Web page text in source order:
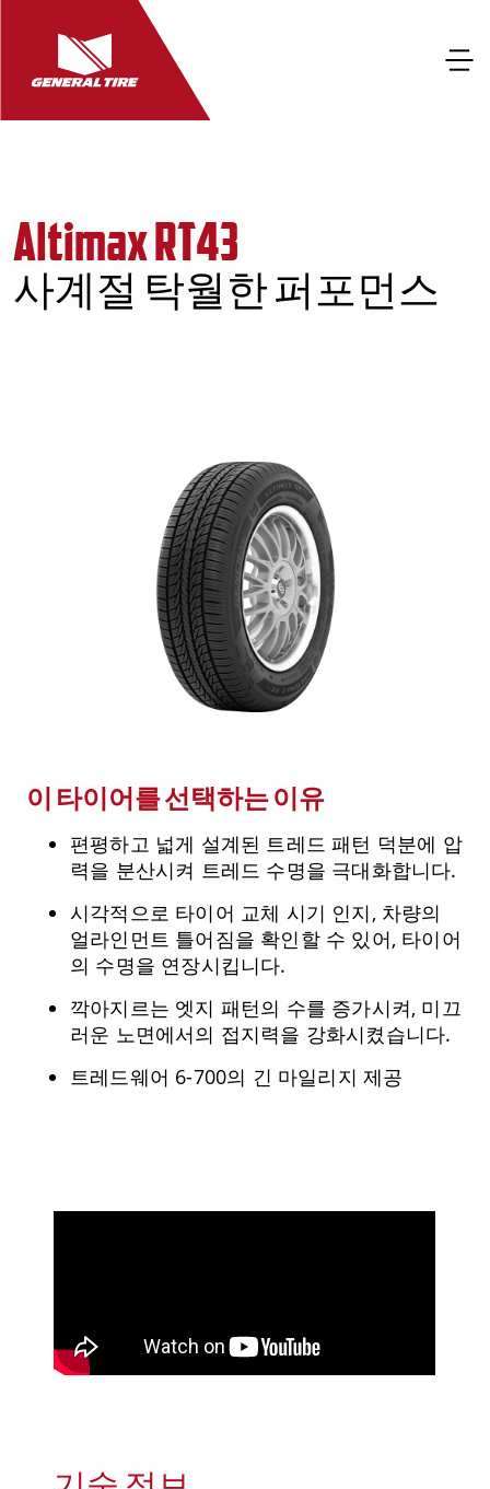
Altimax RT43
사계절 탁월한 퍼포먼스
이 타이어를 선택하는 이유
편평하고 넓게 설계된 트레드 패턴 덕분에 압
력을 분산시켜 트레드 수명을 극대화합니다.
시각적으로 타이어 교체 시기 인지, 차량의
얼라인먼트 틀어짐을 확인할 수 있어, 타이어
의 수명을 연장시킵니다.
깍아지르는 엣지 패턴의 수를 증가시켜, 미끄
러운 노면에서의 접지력을 강화시켰습니다.
트레드웨어 6-700의 긴 마일리지 제공